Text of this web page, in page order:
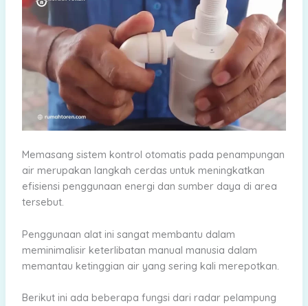
Memasang sistem kontrol otomatis pada penampungan
air merupakan langkah cerdas untuk meningkatkan
efisiensi penggunaan energi dan sumber daya di area
tersebut.
Penggunaan alat ini sangat membantu dalam
meminimalisir keterlibatan manual manusia dalam
memantau ketinggian air yang sering kali merepotkan.
Berikut ini ada beberapa fungsi dari radar pelampung